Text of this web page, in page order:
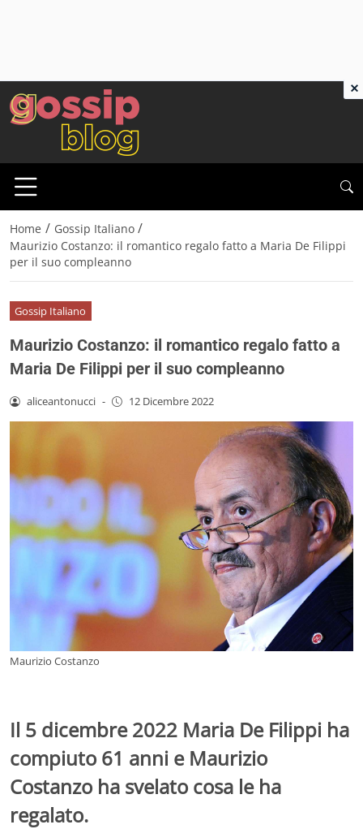
Home / Gossip Italiano /
Maurizio Costanzo: il romantico regalo fatto a Maria De Filippi
per il suo compleanno
Gossip Italiano
Maurizio Costanzo: il romantico regalo fatto a
Maria De Filippi per il suo compleanno
aliceantonucci - 12 Dicembre 2022
Maurizio Costanzo
Il 5 dicembre 2022 Maria De Filippi ha
compiuto 61 anni e Maurizio
Costanzo ha svelato cosa le ha
regalato.
×